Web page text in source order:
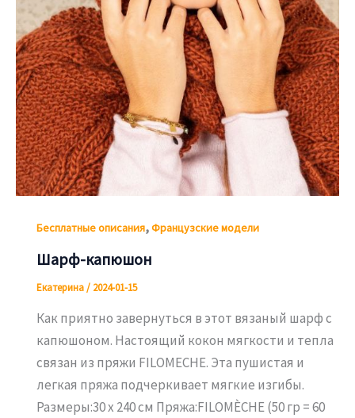
Бесплатные описания,Французские модели
Шарф-капюшон
Екатерина/ 2024-01-15
Как приятно завернуться в этот вязаный шарф с
капюшоном. Настоящий кокон мягкости и тепла
связан из пряжи FILOMECHE. Эта пушистая и
легкая пряжа подчеркивает мягкие изгибы.
Размеры:30 х 240 см Пряжа:FILOMÈCHE (50 гр = 60